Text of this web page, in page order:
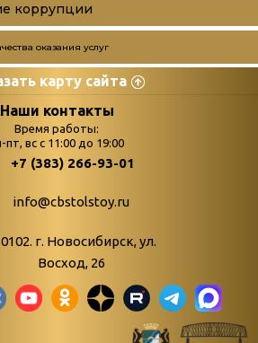
коррупции
оказания услуг
карту сайта
точь-в-
поступлений
Война. Народ.
живые»
«Мне всё
Наши контакты
Время работы:
пт, вс с 11:00 до 19:00
+7 (383) 266-93-01
info@cbstolstoy.ru
г. Новосибирск, ул.
Восход, 26